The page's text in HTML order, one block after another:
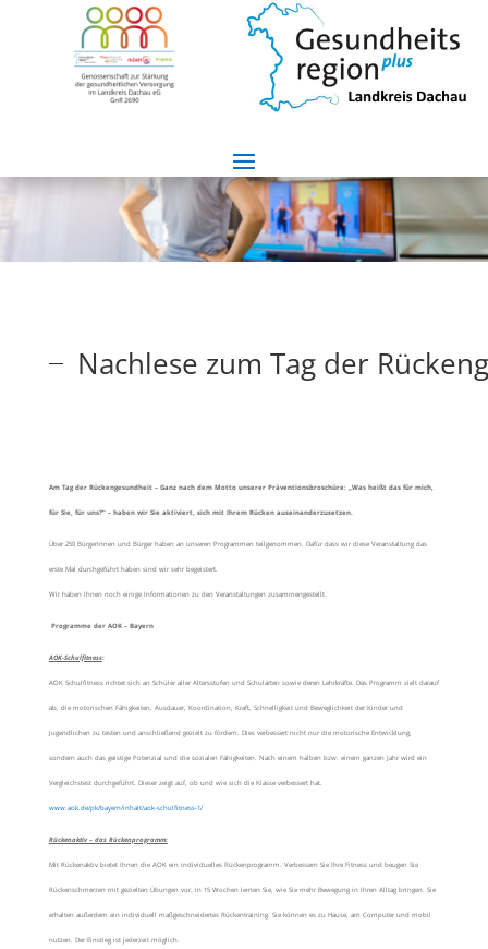
Nachlese zum Tag der
Am Tag der Rückengesundheit – Ganz nach dem Motto unserer Präventionsbroschüre: „Was heißt das für mich,
für Sie, für uns?“ – haben wir Sie aktiviert, sich mit Ihrem Rücken auseinanderzusetzen.
Über 250 BürgerInnen und Bürger haben an unseren Programmen teilgenommen. Dafür dass wir diese Veranstaltung das
erste Mal durchgeführt haben sind wir sehr begeistert.
Wir haben Ihnen noch einige Informationen zu den Veranstaltungen zusammengestellt.
Programme der AOK – Bayern
AOK-Schulfitness:
AOK Schulfitness richtet sich an Schüler aller Altersstufen und Schularten sowie deren Lehrkräfte. Das Programm zielt darauf
ab, die motorischen Fähigkeiten, Ausdauer, Koordination, Kraft, Schnelligkeit und Beweglichkeit der Kinder und
Jugendlichen zu testen und anschließend gezielt zu fördern. Dies verbessert nicht nur die motorische Entwicklung,
sondern auch das geistige Potenzial und die sozialen Fähigkeiten. Nach einem halben bzw. einem ganzen Jahr wird ein
Vergleichstest durchgeführt. Dieser zeigt auf, ob und wie sich die Klasse verbessert hat.
www.aok.de/pk/bayern/inhalt/aok-schulfitness-1/
Rückenaktiv – das Rückenprogramm:
Mit Rückenaktiv bietet Ihnen die AOK ein individuelles Rückenprogramm. Verbessern Sie Ihre Fitness und beugen Sie
Rückenschmerzen mit gezielten Übungen vor. In 15 Wochen lernen Sie, wie Sie mehr Bewegung in Ihren Alltag bringen. Sie
erhalten außerdem ein individuell maßgeschneidertes Rückentraining. Sie können es zu Hause, am Computer und mobil
nutzen. Der Einstieg ist jederzeit möglich.